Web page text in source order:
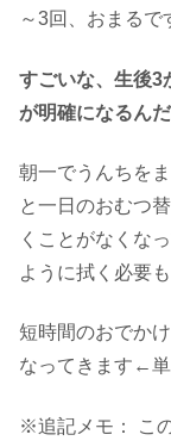
～3回、おまるで
すごいな、生後3
が明確になるん
朝一でうんちを
と一日のおむつ
くことがなくな
ように拭く必要
短時間のおでか
なってきます←単
※追記メモ： こ